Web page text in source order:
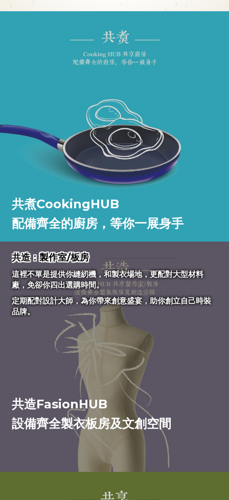
共煮CookingHUB
配備齊全的廚房，等你一展身手
共造：製作室/板房
這裡不單是提供你縫紉機，和製衣場地，更配對大型材料
廠，免卻你四出選購時間。
定期配對設計大師，為你帶來創意盛宴，助你創立自己時裝
品牌。
共造FasionHUB
設備齊全製衣板房及文創空間
真實動人的戲劇演出，可能不是最專業，但卻激發你對人生
的思考。
為音樂人提供專業場地及拍攝展示地方，讓熱愛音樂的你和
他與她能聚集一起，汲取音樂正能量。
伴著柔緩的輕音樂，躺在舒適的沙發上，體驗貼心的服務，